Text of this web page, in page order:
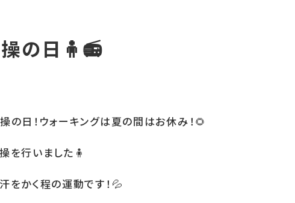
の日🧍📻
の日！ウォーキングは夏の間はお休み！ 🌻
を行いました 🧍
をかく程の運動です！ 💦